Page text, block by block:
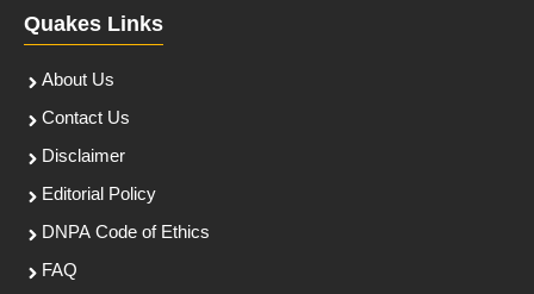
Quakes Links
About Us
Contact Us
Disclaimer
Editorial Policy
DNPA Code of Ethics
FAQ